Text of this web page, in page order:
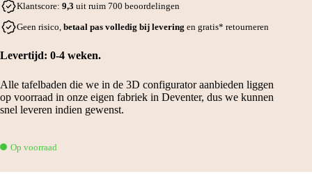
Klantscore: 9,3 uit ruim 700 beoordelingen
Geen risico, betaal pas volledig bij levering en gratis* retourneren
Levertijd: 0-4 weken.
Alle tafelbaden die we in de 3D configurator aanbieden liggen
op voorraad in onze eigen fabriek in Deventer, dus we kunnen
snel leveren indien gewenst.
Op voorraad